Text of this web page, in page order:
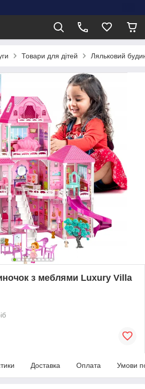
Товари для дітей Ляльковий
з меблями Luxury Villa
Доставка Оплата Умови